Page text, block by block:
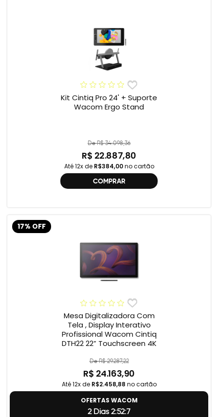
Kit Cintiq Pro 24' + Suporte
Wacom Ergo Stand
De R$ 34.098,36
R$ 22.887,80
Até 12x de R$384,00no cartão
COMPRAR
17% OFF
Mesa Digitalizadora Com
Tela , Display Interativo
Profissional Wacom Cintiq
DTH22 22” Touchscreen 4K
De R$ 29.287,22
R$ 24.163,90
Até 12x de R$2.458,88 no cartão
OFERTAS WACOM
2 Dias 2:52:6